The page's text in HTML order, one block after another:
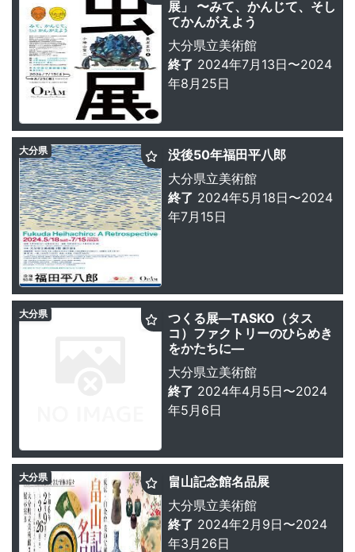
展」 〜みて、かんじて、そし
てかんがえよう
大分県立美術館
終了 2024年7月13日〜2024
年8月25日
没後50年福田平八郎
大分県立美術館
終了 2024年5月18日〜2024
年7月15日
大分県
つくる展—TASKO（タス
コ）ファクトリーのひらめき
をかたちに—
大分県立美術館
終了 2024年4月5日〜2024
年5月6日
大分県
畠山記念館名品展
大分県立美術館
終了 2024年2月9日〜2024
年3月26日
大分県